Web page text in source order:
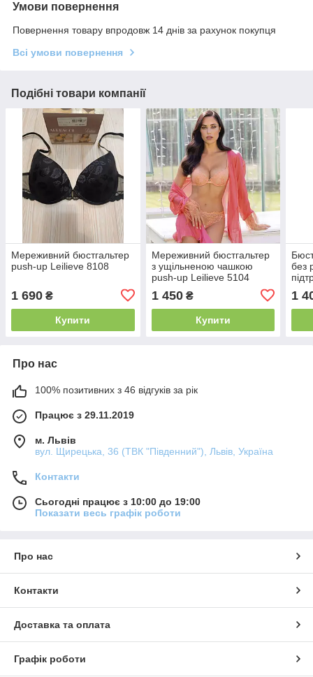
Умови повернення
Повернення товару впродовж 14 днів за рахунок покупця
Всі умови повернення
Подібні товари компанії
Мереживний бюстгальтер
push-up Leilieve 8108
1 690 ₴
Купити
Мереживний бюстгальтер
з ущільненою чашкою
push-up Leilieve 5104
1 450₴
Купити
без
1
Про нас
100% позитивних з 46 відгуків за рік
Працює з 29.11.2019
м. Львів
вул. Щирецька, 36 (ТВК "Південний"), Львів, Україна
Контакти
Сьогодні працює з 10:00 до 19:00
Показати весь графік роботи
Про нас
Контакти
Доставка та оплата
Графік роботи